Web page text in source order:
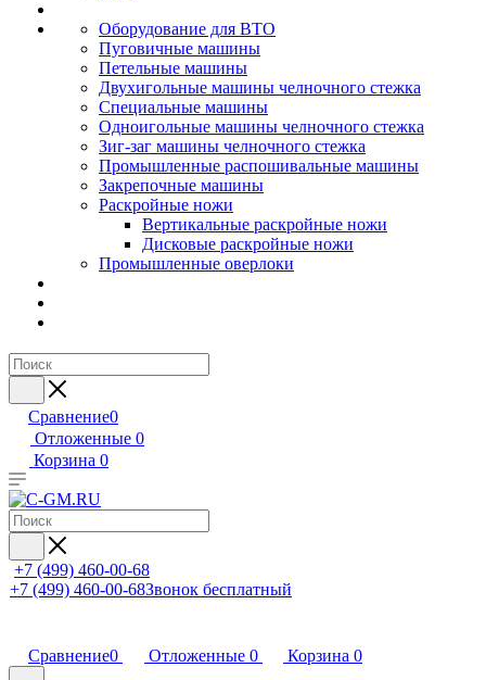
Оборудование для ВТО
Пуговичные машины
Петельные машины
Двухигольные машины челночного стежка
Специальные машины
Одноигольные машины челночного стежка
Зиг-заг машины челночного стежка
Промышленные распошивальные машины
Закрепочные машины
Раскройные ножи
Вертикальные раскройные ножи
Дисковые раскройные ножи
Промышленные оверлоки
Сравнение0
Отложенные 0
Корзина 0
+7 (499) 460-00-68
+7 (499) 460-00-68Звонок бесплатный
Сравнение0 Отложенные 0 Корзина 0